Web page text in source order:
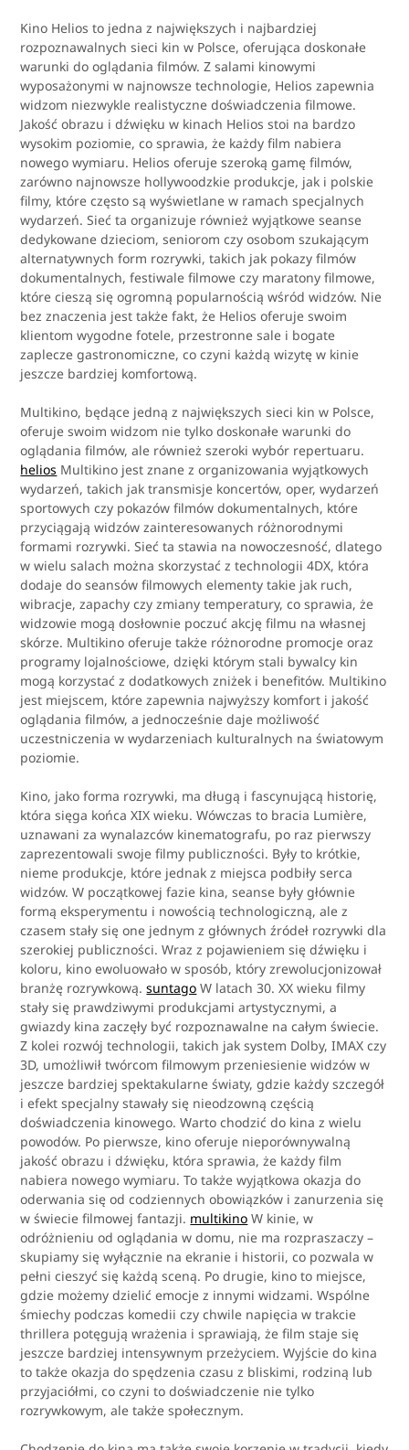
Kino Helios to jedna z największych i najbardziej
rozpoznawalnych sieci kin w Polsce, oferująca doskonałe
warunki do oglądania filmów. Z salami kinowymi
wyposażonymi w najnowsze technologie, Helios zapewnia
widzom niezwykle realistyczne doświadczenia filmowe.
Jakość obrazu i dźwięku w kinach Helios stoi na bardzo
wysokim poziomie, co sprawia, że każdy film nabiera
nowego wymiaru. Helios oferuje szeroką gamę filmów,
zarówno najnowsze hollywoodzkie produkcje, jak i polskie
filmy, które często są wyświetlane w ramach specjalnych
wydarzeń. Sieć ta organizuje również wyjątkowe seanse
dedykowane dzieciom, seniorom czy osobom szukającym
alternatywnych form rozrywki, takich jak pokazy filmów
dokumentalnych, festiwale filmowe czy maratony filmowe,
które cieszą się ogromną popularnością wśród widzów. Nie
bez znaczenia jest także fakt, że Helios oferuje swoim
klientom wygodne fotele, przestronne sale i bogate
zaplecze gastronomiczne, co czyni każdą wizytę w kinie
jeszcze bardziej komfortową.
Multikino, będące jedną z największych sieci kin w Polsce,
oferuje swoim widzom nie tylko doskonałe warunki do
oglądania filmów, ale również szeroki wybór repertuaru.
helios Multikino jest znane z organizowania wyjątkowych
wydarzeń, takich jak transmisje koncertów, oper, wydarzeń
sportowych czy pokazów filmów dokumentalnych, które
przyciągają widzów zainteresowanych różnorodnymi
formami rozrywki. Sieć ta stawia na nowoczesność, dlatego
w wielu salach można skorzystać z technologii 4DX, która
dodaje do seansów filmowych elementy takie jak ruch,
wibracje, zapachy czy zmiany temperatury, co sprawia, że
widzowie mogą dosłownie poczuć akcję filmu na własnej
skórze. Multikino oferuje także różnorodne promocje oraz
programy lojalnościowe, dzięki którym stali bywalcy kin
mogą korzystać z dodatkowych zniżek i benefitów. Multikino
jest miejscem, które zapewnia najwyższy komfort i jakość
oglądania filmów, a jednocześnie daje możliwość
uczestniczenia w wydarzeniach kulturalnych na światowym
poziomie.
Kino, jako forma rozrywki, ma długą i fascynującą historię,
która sięga końca XIX wieku. Wówczas to bracia Lumière,
uznawani za wynalazców kinematografu, po raz pierwszy
zaprezentowali swoje filmy publiczności. Były to krótkie,
nieme produkcje, które jednak z miejsca podbiły serca
widzów. W początkowej fazie kina, seanse były głównie
formą eksperymentu i nowością technologiczną, ale z
czasem stały się one jednym z głównych źródeł rozrywki dla
szerokiej publiczności. Wraz z pojawieniem się dźwięku i
koloru, kino ewoluowało w sposób, który zrewolucjonizował
branżę rozrywkową.suntago W latach 30. XX wieku filmy
stały się prawdziwymi produkcjami artystycznymi, a
gwiazdy kina zaczęły być rozpoznawalne na całym świecie.
Z kolei rozwój technologii, takich jak system Dolby, IMAX czy
3D, umożliwił twórcom filmowym przeniesienie widzów w
jeszcze bardziej spektakularne światy, gdzie każdy szczegół
i efekt specjalny stawały się nieodzowną częścią
doświadczenia kinowego. Warto chodzić do kina z wielu
powodów. Po pierwsze, kino oferuje nieporównywalną
jakość obrazu i dźwięku, która sprawia, że każdy film
nabiera nowego wymiaru. To także wyjątkowa okazja do
oderwania się od codziennych obowiązków i zanurzenia się
w świecie filmowej fantazji. multikino W kinie, w
odróżnieniu od oglądania w domu, nie ma rozpraszaczy –
skupiamy się wyłącznie na ekranie i historii, co pozwala w
pełni cieszyć się każdą sceną. Po drugie, kino to miejsce,
gdzie możemy dzielić emocje z innymi widzami. Wspólne
śmiechy podczas komedii czy chwile napięcia w trakcie
thrillera potęgują wrażenia i sprawiają, że film staje się
jeszcze bardziej intensywnym przeżyciem. Wyjście do kina
to także okazja do spędzenia czasu z bliskimi, rodziną lub
przyjaciółmi, co czyni to doświadczenie nie tylko
rozrywkowym, ale także społecznym.